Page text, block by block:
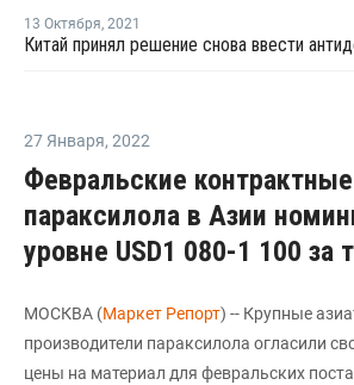
13 Октября, 2021
27 Января, 2022
Февральские
параксилола в Азии
уровне USD1 080-1 100 за
МОСКВА (Маркет Репорт) -- Крупные
производители параксилола огласили
цены на материал для февральских